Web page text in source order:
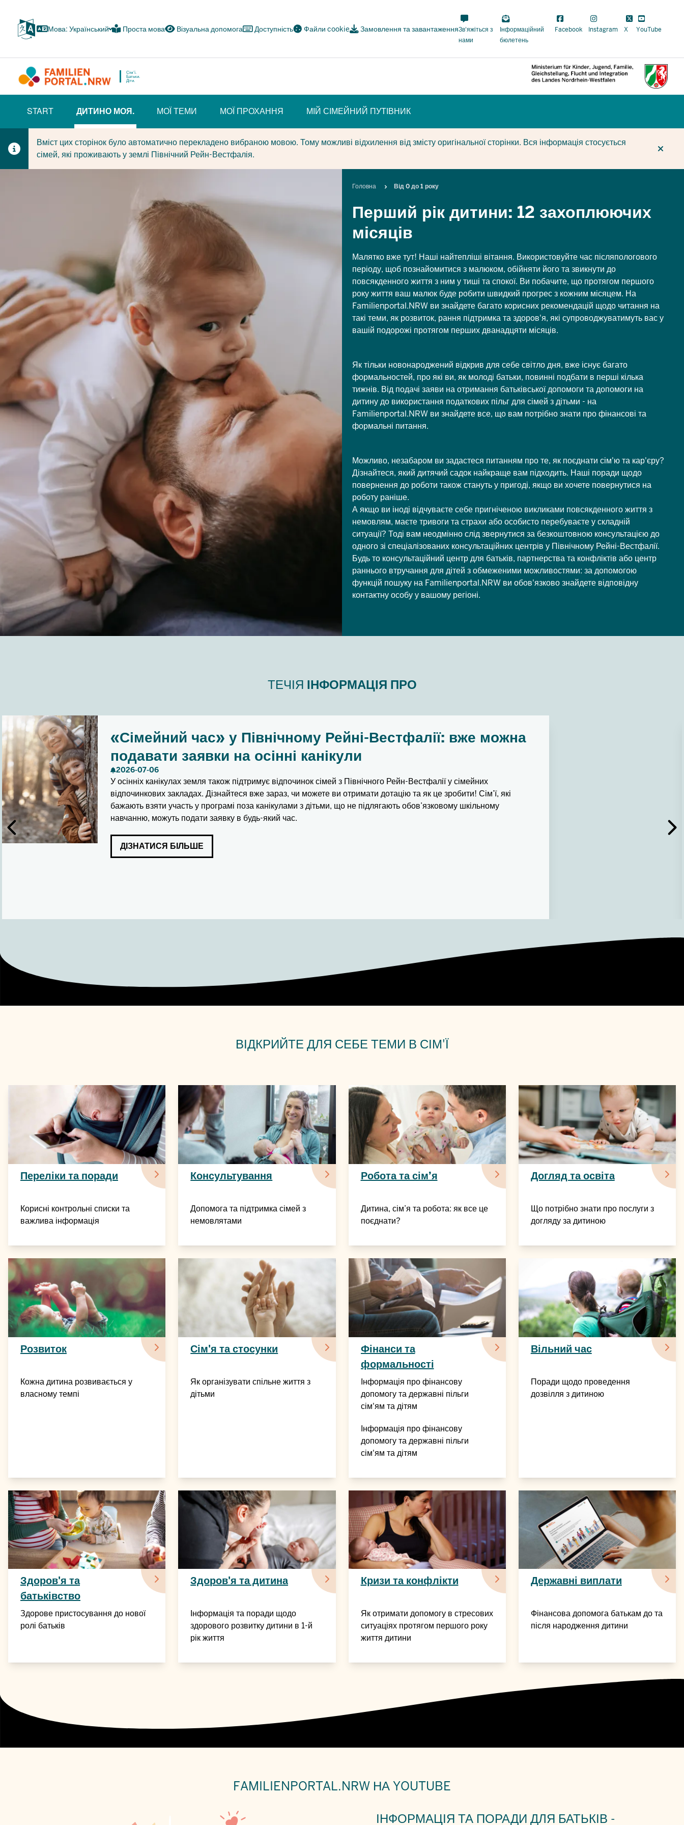
основного
Мова: Український Проста мова Візуальна допомога Доступність Файли cookie Замовлення та завантаження
Meta
Navi
Social
Зв'яжіться з
нами
Інформаційний
бюлетень
Facebook Instagram X YouTube
Сім'ї.
Батьки.
Діти.
(BÜRGERBEREICH)
START
ДИТИНО МОЯ.
(CURRENT SECTION)
МОЇ ТЕМИ МОЇ ПРОХАННЯ МІЙ СІМЕЙНИЙ ПУТІВНИК
Вміст цих сторінок було автоматично перекладено вибраною мовою. Тому можливі відхилення від змісту оригінальної сторінки. Вся інформація стосується
сімей, які проживають у землі Північний Рейн-Вестфалія.
Breadcrumb
Головна Від 0 до 1 року
Перший рік дитини: 12 захоплюючих
місяців
Малятко вже тут! Наші найтепліші вітання. Використовуйте час післяпологового
періоду, щоб познайомитися з малюком, обійняти його та звикнути до
повсякденного життя з ним у тиші та спокої. Ви побачите, що протягом першого
року життя ваш малюк буде робити швидкий прогрес з кожним місяцем. На
Familienportal.NRW ви знайдете багато корисних рекомендацій щодо читання на
такі теми, як розвиток, рання підтримка та здоров'я, які супроводжуватимуть вас у
вашій подорожі протягом перших дванадцяти місяців.
Як тільки новонароджений відкрив для себе світло дня, вже існує багато
формальностей, про які ви, як молоді батьки, повинні подбати в перші кілька
тижнів. Від подачі заяви на отримання батьківської допомоги та допомоги на
дитину до використання податкових пільг для сімей з дітьми - на
Familienportal.NRW ви знайдете все, що вам потрібно знати про фінансові та
формальні питання.
Можливо, незабаром ви задастеся питанням про те, як поєднати сім'ю та кар'єру?
Дізнайтеся, який дитячий садок найкраще вам підходить. Наші поради щодо
повернення до роботи також стануть у пригоді, якщо ви хочете повернутися на
роботу раніше.
А якщо ви іноді відчуваєте себе пригніченою викликами повсякденного життя з
немовлям, маєте тривоги та страхи або особисто перебуваєте у складній
ситуації? Тоді вам неодмінно слід звернутися за безкоштовною консультацією до
одного зі спеціалізованих консультаційних центрів у Північному Рейні-Вестфалії.
Будь то консультаційний центр для батьків, партнерства та конфліктів або центр
раннього втручання для дітей з обмеженими можливостями: за допомогою
функцій пошуку на Familienportal.NRW ви обов'язково знайдете відповідну
контактну особу у вашому регіоні.
ТЕЧІЯ ІНФОРМАЦІЯ ПРО
«Сімейний час» у Північному Рейні-Вестфалії: вже можна
подавати заявки на осінні канікули
2026-07-06
У осінніх канікулах земля також підтримує відпочинок сімей з Північного Рейн-Вестфалії у сімейних
відпочинкових закладах. Дізнайтеся вже зараз, чи можете ви отримати дотацію та як це зробити! Сім’ї, які
бажають взяти участь у програмі поза канікулами з дітьми, що не підлягають обов’язковому шкільному
навчанню, можуть подати заявку в будь-який час.
ДІЗНАТИСЯ БІЛЬШЕ
ВІДКРИЙТЕ ДЛЯ СЕБЕ ТЕМИ В СІМ'Ї
Переліки та поради
Корисні контрольні списки та
важлива інформація
Консультування
Допомога та підтримка сімей з
немовлятами
Робота та сім’я
Дитина, сім’я та робота: як все це
поєднати?
Догляд та освіта
Що потрібно знати про послуги з
догляду за дитиною
Розвиток
Кожна дитина розвивається у
власному темпі
Сім'я та стосунки
Як організувати спільне життя з
дітьми
Фінанси та
формальності
Інформація про фінансову
допомогу та державні пільги
сім'ям та дітям
Інформація про фінансову
допомогу та державні пільги
сім'ям та дітям
Вільний час
Поради щодо проведення
дозвілля з дитиною
Здоров'я та
батьківство
Здорове пристосування до нової
ролі батьків
Здоров'я та дитина
Інформація та поради щодо
здорового розвитку дитини в 1-й
рік життя
Кризи та конфлікти
Як отримати допомогу в стресових
ситуаціях протягом першого року
життя дитини
Державні виплати
Фінансова допомога батькам до та
після народження дитини
FAMILIENPORTAL.NRW НА YOUTUBE
ІНФОРМАЦІЯ ТА ПОРАДИ ДЛЯ БАТЬКІВ -